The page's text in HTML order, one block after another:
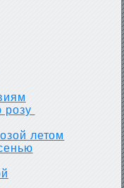
розу
летом